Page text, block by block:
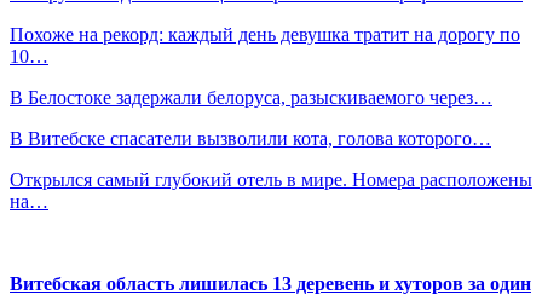
Похоже на рекорд: каждый день девушка тратит на дорогу по
10…
В Белостоке задержали белоруса, разыскиваемого через…
В Витебске спасатели вызволили кота, голова которого…
Открылся самый глубокий отель в мире. Номера расположены
на…
Витебская область лишилась 13 деревень и хуторов за один